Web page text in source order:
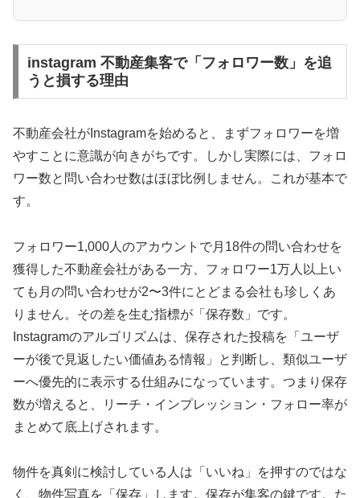
instagram 不動産集客で「フォロワー数」を追
うと損する理由
不動産会社がInstagramを始めると、まずフォロワーを増
やすことに意識が向きがちです。しかし実際には、フォロ
ワー数と問い合わせ数はほぼ比例しません。これが基本で
す。
フォロワー1,000人のアカウントで月18件の問い合わせを
獲得した不動産会社がある一方、フォロワー1万人以上い
ても月の問い合わせが2〜3件にとどまる会社も珍しくあ
りません。その差を生む指標が「保存数」です。
Instagramのアルゴリズムは、保存された投稿を「ユーザ
ーが後で見返したい価値ある情報」と判断し、類似ユーザ
ーへ優先的に表示する仕組みになっています。つまり保存
数が増えると、リーチ・インプレッション・フォロー率が
まとめて底上げされます。
物件を真剣に検討している人は「いいね」を押すのではな
く、物件写真を「保存」します。保存が集客の鍵です。た